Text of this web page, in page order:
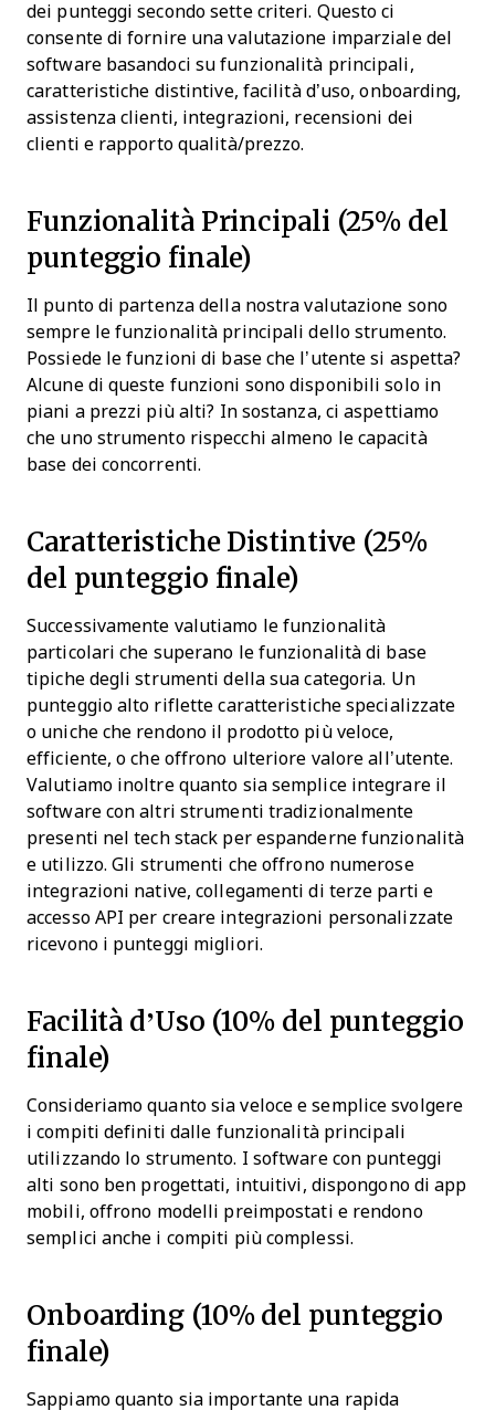
dei punteggi secondo sette criteri. Questo ci
consente di fornire una valutazione imparziale del
software basandoci su funzionalità principali,
caratteristiche distintive, facilità d’uso, onboarding,
assistenza clienti, integrazioni, recensioni dei
clienti e rapporto qualità/prezzo.
Funzionalità Principali (25% del
punteggio finale)
Il punto di partenza della nostra valutazione sono
sempre le funzionalità principali dello strumento.
Possiede le funzioni di base che l’utente si aspetta?
Alcune di queste funzioni sono disponibili solo in
piani a prezzi più alti? In sostanza, ci aspettiamo
che uno strumento rispecchi almeno le capacità
base dei concorrenti.
Caratteristiche Distintive (25%
del punteggio finale)
Successivamente valutiamo le funzionalità
particolari che superano le funzionalità di base
tipiche degli strumenti della sua categoria. Un
punteggio alto riflette caratteristiche specializzate
o uniche che rendono il prodotto più veloce,
efficiente, o che offrono ulteriore valore all’utente.
Valutiamo inoltre quanto sia semplice integrare il
software con altri strumenti tradizionalmente
presenti nel tech stack per espanderne funzionalità
e utilizzo. Gli strumenti che offrono numerose
integrazioni native, collegamenti di terze parti e
accesso API per creare integrazioni personalizzate
ricevono i punteggi migliori.
Facilità d’Uso (10% del punteggio
finale)
Consideriamo quanto sia veloce e semplice svolgere
i compiti definiti dalle funzionalità principali
utilizzando lo strumento. I software con punteggi
alti sono ben progettati, intuitivi, dispongono di app
mobili, offrono modelli preimpostati e rendono
semplici anche i compiti più complessi.
Onboarding (10% del punteggio
finale)
Sappiamo quanto sia importante una rapida